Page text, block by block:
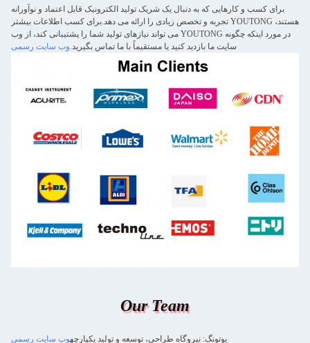
برای کسب و کارهایی که به دنبال یک شریک تولید الکترونیک قابل اعتماد و نوآورانه
هستند، YOUTONG تجربه و تخصص زیادی را ارائه می دهد.برای کسب اطلاعات بیشتر
در مورد اینکه چگونه YOUTONG می تواند نیازهای تولید شما را پشتیبانی کند، از وب
سایت ما بازدید کنید یا مستقیماً با ما تماس بگیرید. وب سایت رسمی
Our Team
یوتونگ: نیروگاه طراحی، توسعه و تولید یکپارچهوب سایت رسمی